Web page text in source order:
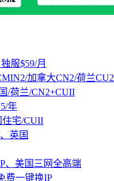
服$59/月
加拿大CN2/荷兰CU2
/荷兰/CN2+CUII
年
住宅/CUII
英国
、美国三网全高端
费一键换IP